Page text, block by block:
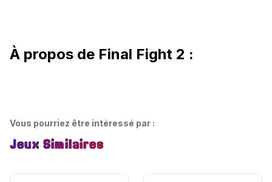
À propos de Final Fight 2 :
Vous pourriez être intéressé par :
Jeux Similaires